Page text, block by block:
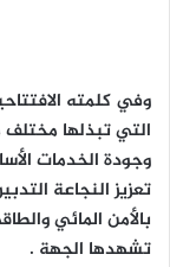
وفي كلمته
التي تبذلها
وجودة الخدمات
تعزيز النجاعة
بالأمن المائي
تشهدها الجهة .